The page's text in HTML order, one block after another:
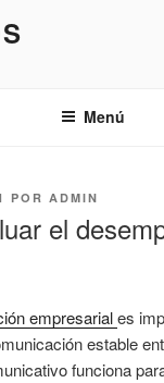
Menú
POR ADMIN
el
empresariales
estable
funciona